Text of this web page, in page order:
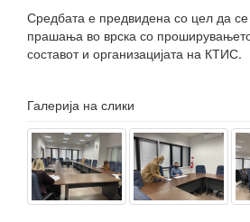
Средбата е предвидена со цел да се
прашања во врска со
составот и организацијата на КТИС.
Галерија на слики